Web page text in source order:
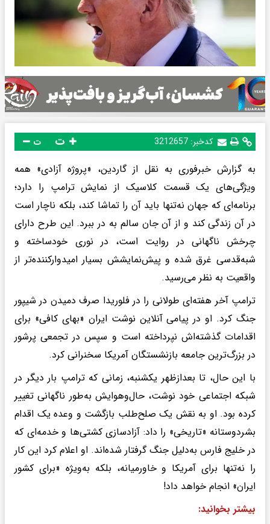
کدخبر: 3212657 ت
به گزارش خبرفوری به نقل از گاردین، «پروژه آزادی» همه
ویژگی‌های یک قسمت کلاسیک از نمایش ترامپ را دارد؛
برنامه‌ای که جهان نه‌تنها باید آن را تماشا کند، بلکه ناچار است
در آن زندگی کند و از آن جان سالم به در ببرد. این طرح دارای
چرخش ناگهانی در روایت است، در نوری خودساخته و
شبه‌قدسی غرق شده و پیش‌نمایشش بسیار امیدوارکننده‌تر از
واقعیت به نظر می‌رسید.
ترامپ آخر هفته‌ای طولانی را در فلوریدا صرف دمیدن در شیپور
جنگ کرد. او در پیامی آنلاین نوشت ایران «بهای کافی» برای
اقدامات گذشته‌اش نپرداخته است و سپس در تجمعی پرشور
در بزرگ‌ترین جامعه بازنشستگان آمریکا سخنرانی کرد.
با این حال، تا بعدازظهر یکشنبه، زمانی که ترامپ بار دیگر در
شبکه اجتماعی خود نوشت، حال‌وهوایش به‌طور ناگهانی تغییر
کرده بود. او به نقش یک صلح‌طلب بازگشت و وعده یک اقدام
بشردوستانه «تاریخی» را داد: آزادسازی کشتی‌ها و خدمه‌ای که
در خلیج فارس به‌دلیل جنگ گرفتار شده‌اند. او اعلام کرد این کار
را نه‌تنها برای آمریکا و خاورمیانه، بلکه به‌ویژه «برای کشور
ایران» انجام خواهد داد!
بیشتر بخوانید: